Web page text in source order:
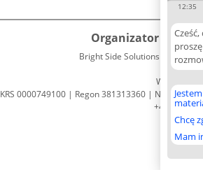
12:35
Chcę
Mam
Organizator
Bright Side Solutions sp. z o. o.
ul.
Wrocław 50-
KRS 0000749100 | Regon 381313360 | NIP
+48 508